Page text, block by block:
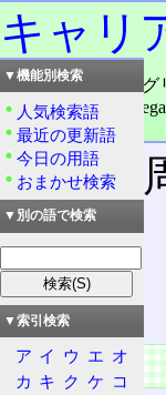
キャリ
読み：キャリアア
外語：Carrier
品詞：名詞
複数の
概要
特徴
概要
▼機能別検索
人気検索語
最近の更新語
今日の用語
おまかせ検索
▼別の語で検索
▼索引検索
ア イ ウ エ オ
カ キ ク ケ コ